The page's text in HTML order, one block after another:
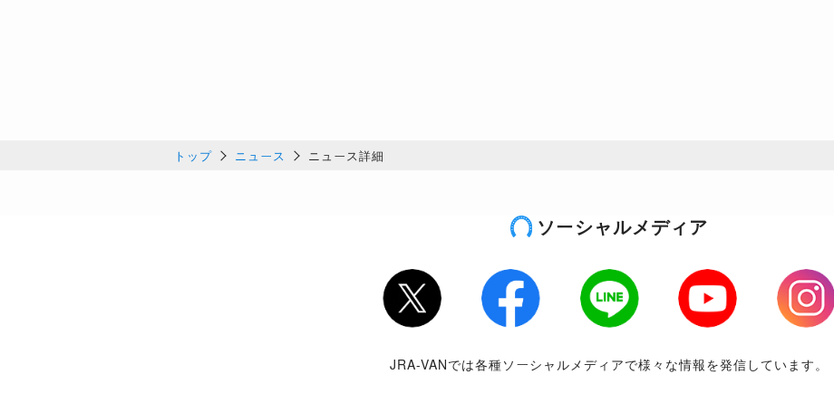
トップ ニュース ニュース詳細
ソーシャルメディア
Twitter Facebook LINE Youtube
Instagram
JRA-VANでは各種ソーシャルメディアで様々な情報を発信しています。